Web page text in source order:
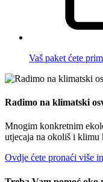
Vaš paket ćete
Radimo na klimatski
Mnogim konkretnim
utjecaja na okoliš i klimu
Ovdje ćete pronaći više